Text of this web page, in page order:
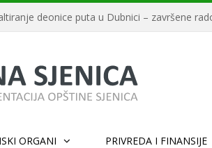
ORGANI PRIVREDA I FINANSIJE